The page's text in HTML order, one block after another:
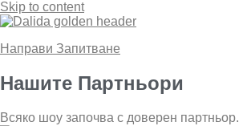
Skip to content
Направи Запитване
Нашите Партньори
Всяко шоу започва с доверен партньор.